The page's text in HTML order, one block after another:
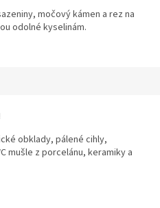
močový kámen a rez na
odolné kyselinám.
obklady, pálené cihly,
mušle z porcelánu, keramiky a